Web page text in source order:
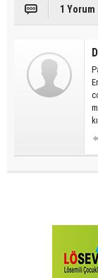
1 Yorum